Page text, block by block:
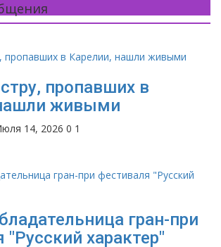
пропавших в
живыми
14, 2026 0 1
гран-при
"Русский характер"